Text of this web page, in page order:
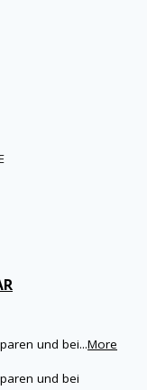
und bei...More
und bei